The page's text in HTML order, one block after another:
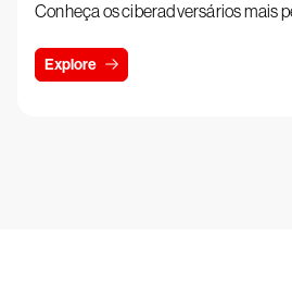
Conheça os ciberadversários mais
Explore